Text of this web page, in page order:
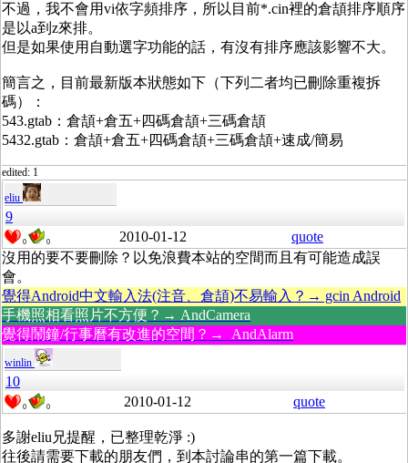
不過，我不會用vi依字頻排序，所以目前*.cin裡的倉頡排序順序
是以a到z來排。
但是如果使用自動選字功能的話，有沒有排序應該影響不大。
簡言之，目前最新版本狀態如下（下列二者均已刪除重複拆
碼）：
543.gtab：倉頡+倉五+四碼倉頡+三碼倉頡
5432.gtab：倉頡+倉五+四碼倉頡+三碼倉頡+速成/簡易
edited: 1
eliu
9
0 0 2010-01-12
quote
沒用的要不要刪除？以免浪費本站的空間而且有可能造成誤
會。
覺得Android中文輸入法(注音、倉頡)不易輸入？→ gcin Android
手機照相看照片不方便？→ AndCamera
覺得鬧鐘/行事曆有改進的空間？→ AndAlarm
winlin
10
0 0 2010-01-12 quote
多謝eliu兄提醒，已整理乾淨 :)
往後請需要下載的朋友們，到本討論串的第一篇下載。